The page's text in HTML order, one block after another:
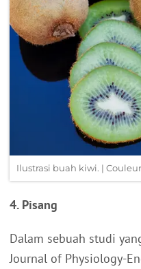
Ilustrasi buah kiwi. |
4. Pisang
Dalam sebuah studi
Journal of Physiology-